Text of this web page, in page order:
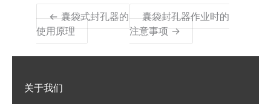
← 囊袋式封孔器的
使用原理
囊袋封孔器作业时的
注意事项 →
关于我们